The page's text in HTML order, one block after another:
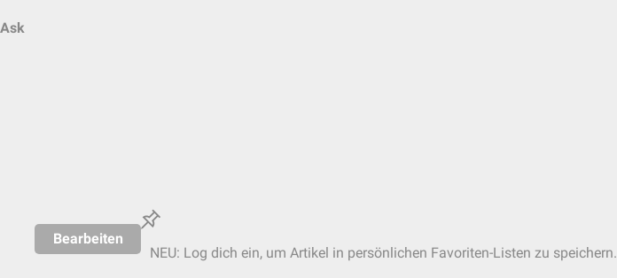
Ask
Bearbeiten
NEU: Log dich ein, um Artikel in persönlichen Favoriten-Listen zu speichern.